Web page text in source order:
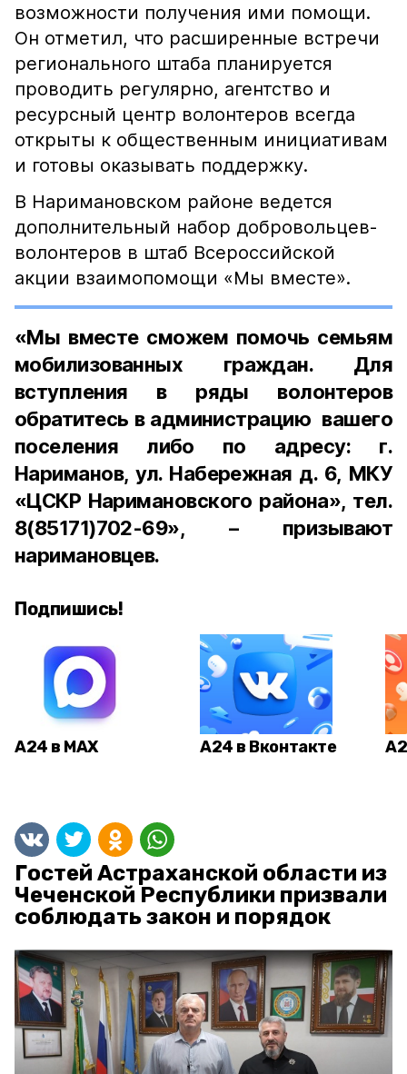
возможности получения ими помощи.
Он отметил, что расширенные встречи
регионального штаба планируется
проводить регулярно, агентство и
ресурсный центр волонтеров всегда
открыты к общественным инициативам
и готовы оказывать поддержку.
В Наримановском районе ведется
дополнительный набор добровольцев-
волонтеров в штаб Всероссийской
акции взаимопомощи «Мы вместе».
«Мы вместе сможем помочь семьям
мобилизованных граждан. Для
вступления в ряды волонтеров
обратитесь в администрацию вашего
поселения либо по адресу: г.
Нариманов, ул. Набережная д. 6, МКУ
«ЦСКР Наримановского района», тел.
8(85171)702-69», – призывают
наримановцев.
Подпишись!
А24 в MAX А24 в Вконтакте
Гостей Астраханской области из
Чеченской Республики призвали
соблюдать закон и порядок